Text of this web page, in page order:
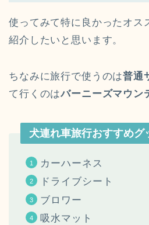
使ってみて特に良かったオス
紹介したいと思います。
ちなみに旅行で使うのは普通
て行くのはバーニーズマウン
犬連れ車旅行おすすめグ
カーハーネス
ドライブシート
ブロワー
吸水マット